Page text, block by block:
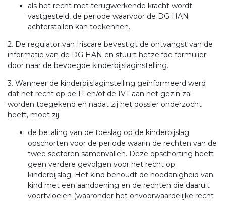
als het recht met terugwerkende kracht wordt
vastgesteld, de periode waarvoor de DG HAN
achterstallen kan toekennen.
2. De regulator van Iriscare bevestigt de ontvangst van de
informatie van de DG HAN en stuurt hetzelfde formulier
door naar de bevoegde kinderbijslaginstelling.
3. Wanneer de kinderbijslaginstelling geïnformeerd werd
dat het recht op de IT en/of de IVT aan het gezin zal
worden toegekend en nadat zij het dossier onderzocht
heeft, moet zij:
de betaling van de toeslag op de kinderbijslag
opschorten voor de periode waarin de rechten van de
twee sectoren samenvallen. Deze opschorting heeft
geen verdere gevolgen voor het recht op
kinderbijslag. Het kind behoudt de hoedanigheid van
kind met een aandoening en de rechten die daaruit
voortvloeien (waaronder het onvoorwaardelijke recht